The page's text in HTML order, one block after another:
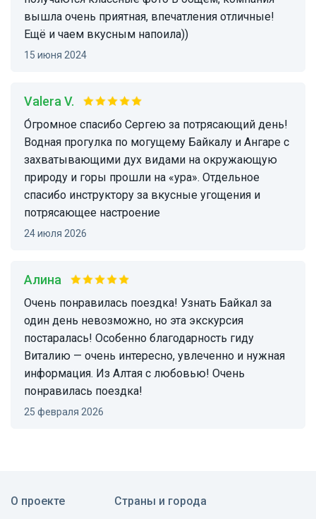
вышла очень приятная, впечатления отличные!
Ещё и чаем вкусным напоила))
15 июня 2024
Valera V.
О́громное спасибо Сергею за потрясающий день!
Водная прогулка по могущему Байкалу и Ангаре с
захватывающими дух видами на окружающую
природу и горы прошли на «ура». Отдельное
спасибо инструктору за вкусные угощения и
потрясающее настроение
24 июля 2026
Алина
Очень понравилась поездка! Узнать Байкал за
один день невозможно, но эта экскурсия
постаралась! Особенно благодарность гиду
Виталию — очень интересно, увлеченно и нужная
информация. Из Алтая с любовью! Очень
понравилась поездка!
25 февраля 2026
О проекте
Страны и города